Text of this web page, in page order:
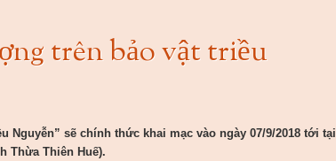
trên bảo vật triều
Nguyễn” sẽ chính thức khai mạc vào ngày 07/9/2018 tới tại
Thừa Thiên Huế).